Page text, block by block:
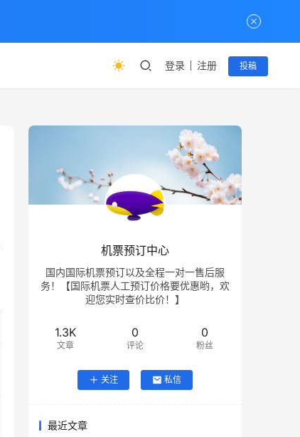
登录 注册 投稿
机票预订中心
国内国际机票预订以及全程一对一售后服
务！【国际机票人工预订价格要优惠哟，欢
迎您实时查价比价！】
1.3K
文章
0
评论
0
粉丝
关注 私信
最近文章